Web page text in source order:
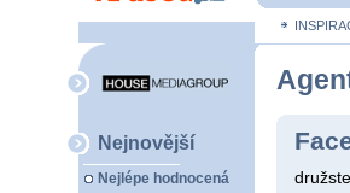
Nejnovější
Nejlépe hodnocená